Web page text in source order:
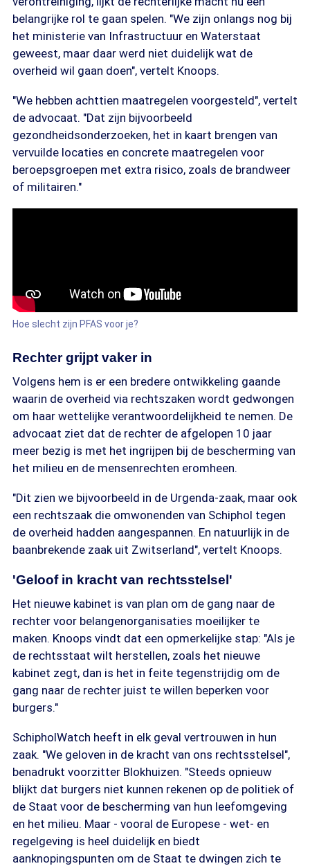
belangrijke rol te gaan spelen. "We zijn onlangs nog bij
het ministerie van Infrastructuur en Waterstaat
geweest, maar daar werd niet duidelijk wat de
overheid wil gaan doen", vertelt Knoops.
"We hebben achttien maatregelen voorgesteld", vertelt
de advocaat. "Dat zijn bijvoorbeeld
gezondheidsonderzoeken, het in kaart brengen van
vervuilde locaties en concrete maatregelen voor
beroepsgroepen met extra risico, zoals de brandweer
of militairen."
Hoe slecht zijn PFAS voor je?
Rechter grijpt vaker in
Volgens hem is er een bredere ontwikkeling gaande
waarin de overheid via rechtszaken wordt gedwongen
om haar wettelijke verantwoordelijkheid te nemen. De
advocaat ziet dat de rechter de afgelopen 10 jaar
meer bezig is met het ingrijpen bij de bescherming van
het milieu en de mensenrechten eromheen.
"Dit zien we bijvoorbeeld in de Urgenda-zaak, maar ook
een rechtszaak die omwonenden van Schiphol tegen
de overheid hadden aangespannen. En natuurlijk in de
baanbrekende zaak uit Zwitserland", vertelt Knoops.
'Geloof in kracht van rechtsstelsel'
Het nieuwe kabinet is van plan om de gang naar de
rechter voor belangenorganisaties moeilijker te
maken. Knoops vindt dat een opmerkelijke stap: "Als je
de rechtsstaat wilt herstellen, zoals het nieuwe
kabinet zegt, dan is het in feite tegenstrijdig om de
gang naar de rechter juist te willen beperken voor
burgers."
SchipholWatch heeft in elk geval vertrouwen in hun
zaak. "We geloven in de kracht van ons rechtsstelsel",
benadrukt voorzitter Blokhuizen. "Steeds opnieuw
blijkt dat burgers niet kunnen rekenen op de politiek of
de Staat voor de bescherming van hun leefomgeving
en het milieu. Maar - vooral de Europese - wet- en
regelgeving is heel duidelijk en biedt
aanknopingspunten om de Staat te dwingen zich te